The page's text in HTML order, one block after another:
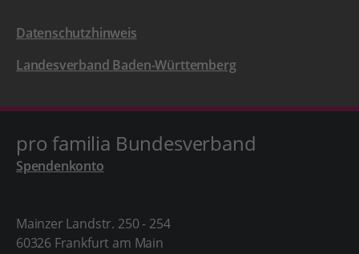
Datenschutzhinweis
Landesverband Baden-Württemberg
pro familia Bundesverband
Spendenkonto
Mainzer Landstr. 250 - 254
60326 Frankfurt am Main